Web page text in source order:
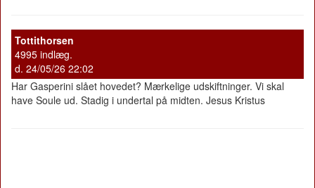
Tottithorsen
4995 indlæg.
d. 24/05/26 22:02
Har Gasperini slået hovedet? Mærkelige udskiftninger. Vi skal
have Soule ud. Stadig i undertal på midten. Jesus Kristus